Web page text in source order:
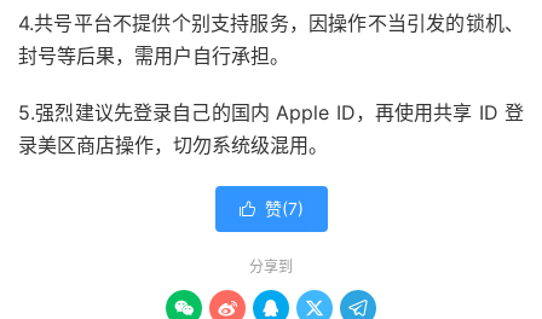
4.共号平台不提供个别支持服务，因操作不当引发的锁机、
封号等后果，需用户自行承担。
5.强烈建议先登录自己的国内 Apple ID，再使用共享 ID 登
录美区商店操作，切勿系统级混用。
 赞(7)
分享到
    